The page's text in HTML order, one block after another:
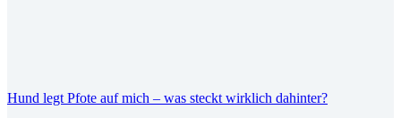
Hund legt Pfote auf mich – was steckt wirklich dahinter?